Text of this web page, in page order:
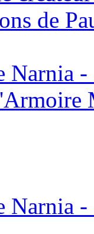
de
Narnia
Narnia